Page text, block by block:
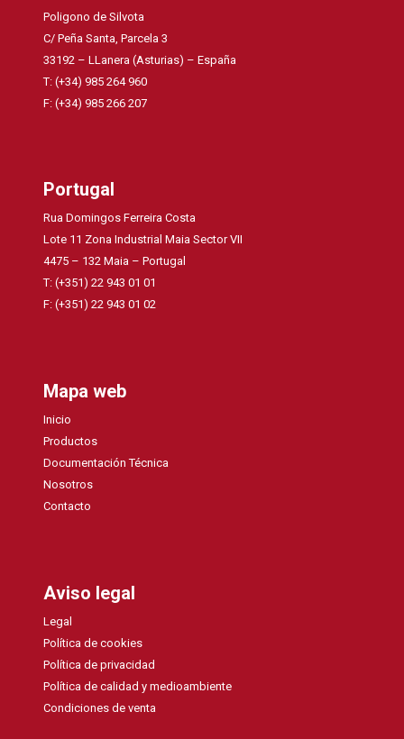
Poligono de Silvota
C/ Peña Santa, Parcela 3
33192 – LLanera (Asturias) – España
T: (+34) 985 264 960
F: (+34) 985 266 207
Portugal
Rua Domingos Ferreira Costa
Lote 11 Zona Industrial Maia Sector VII
4475 – 132 Maia – Portugal
T: (+351) 22 943 01 01
F: (+351) 22 943 01 02
Mapa web
Inicio
Productos
Documentación Técnica
Nosotros
Contacto
Aviso legal
Legal
Política de cookies
Política de privacidad
Política de calidad y medioambiente
Condiciones de venta